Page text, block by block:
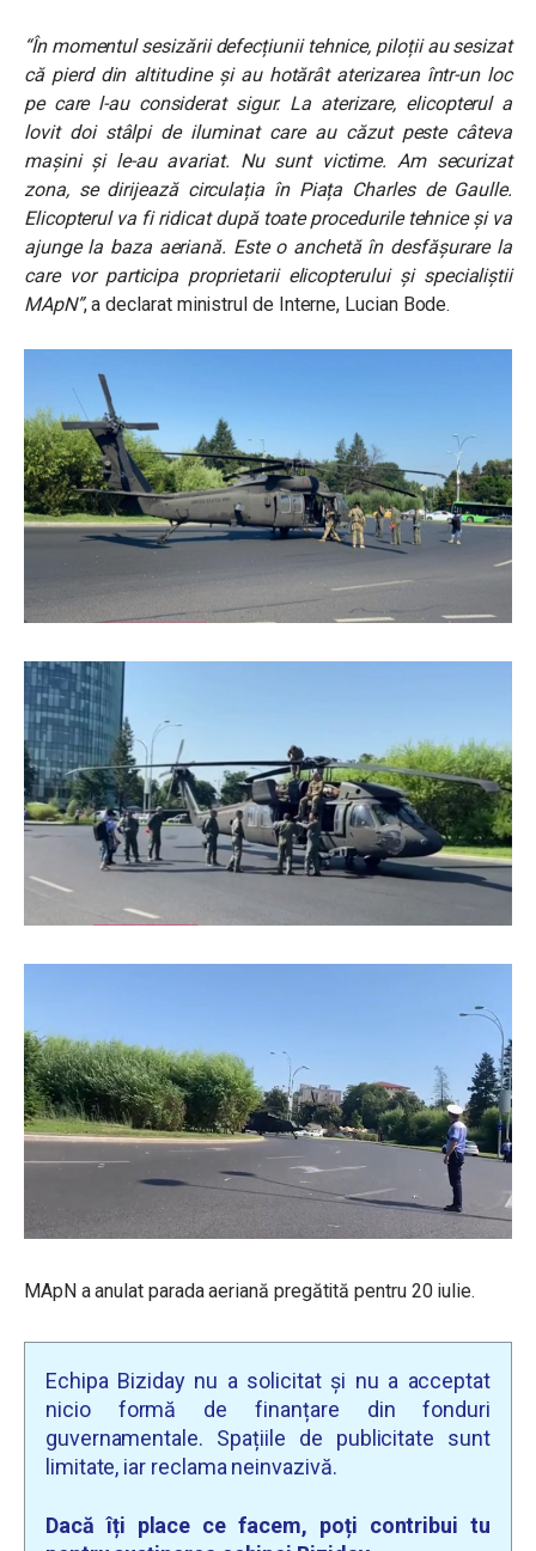
“În momentul sesizării defecțiunii tehnice, piloții au sesizat
că pierd din altitudine și au hotărât aterizarea într-un loc
pe care l-au considerat sigur. La aterizare, elicopterul a
lovit doi stâlpi de iluminat care au căzut peste câteva
mașini și le-au avariat. Nu sunt victime. Am securizat
zona, se dirijează circulația în Piața Charles de Gaulle.
Elicopterul va fi ridicat după toate procedurile tehnice și va
ajunge la baza aeriană. Este o anchetă în desfășurare la
care vor participa proprietarii elicopterului și specialiștii
MApN”, a declarat ministrul de Interne, Lucian Bode.
MApN a anulat parada aeriană pregătită pentru 20 iulie.
Echipa Biziday nu a solicitat și nu a acceptat
nicio formă de finanțare din fonduri
guvernamentale. Spațiile de publicitate sunt
limitate, iar reclama neinvazivă.
Dacă îți place ce facem, poți contribui tu